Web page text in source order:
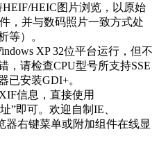
HEIF/HEIC图片浏览，以原始
，并与数码照片一致方式处
等）。
XP 32位平台运行，但不
，请检查CPU型号所支持SSE
已安装GDI+。
信息，直接使用
”即可。欢迎自制IE、
器右键菜单或附加组件在线显